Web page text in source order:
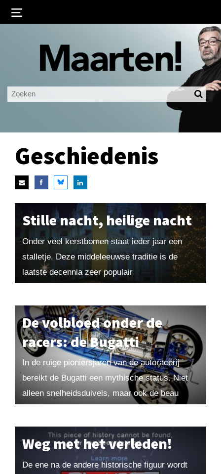
Ingelogd blijven
LOGIN
Geschiedenis
Stille nacht, heilige nacht
Onder veel kerstbomen staat ieder jaar een
stalletje. Deze middeleeuwse traditie is de
laatste decennia zeer populair
De volbloed onder de
racers: de Bugatti
In de ruige pioniersjaren van de autoracerij
bereikt de Bugatti een mythische status. Niet
alleen snelheidsduivels, maar ook de beau
Weg met het verleden!
De ene na de andere historische figuur wordt